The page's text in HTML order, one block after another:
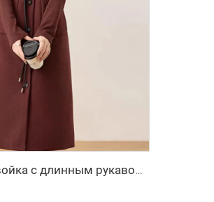
Женское платье-двойка с длинным рукавом и жилетом для осени и зимы, новинка, с изысканным стилем